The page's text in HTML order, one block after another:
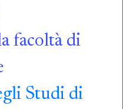
facoltà di
Studi di